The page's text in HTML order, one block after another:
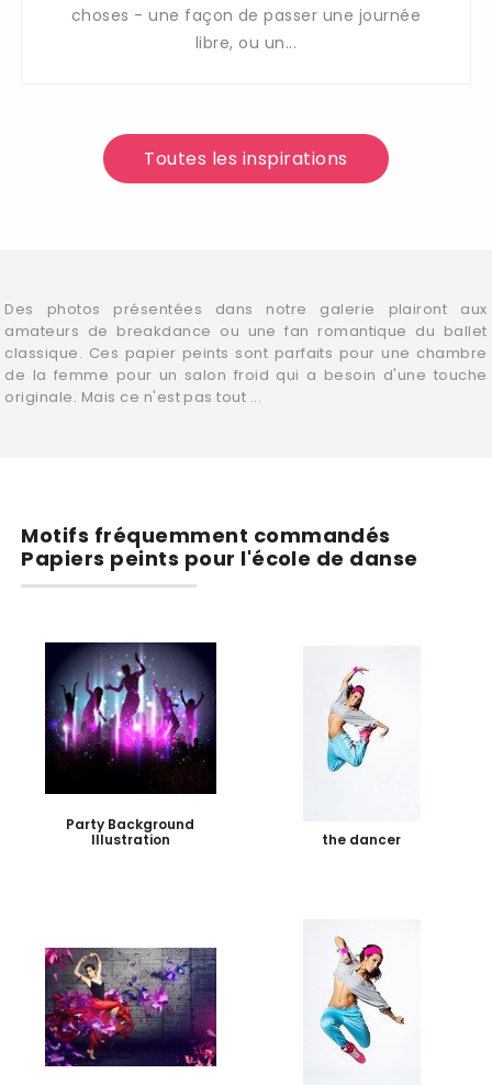
choses - une façon de passer une journée
libre, ou un...
Toutes les inspirations
Des photos présentées dans notre galerie plairont aux
amateurs de breakdance ou une fan romantique du ballet
classique. Ces papier peints sont parfaits pour une chambre
de la femme pour un salon froid qui a besoin d'une touche
originale. Mais ce n'est pas tout ...
Motifs fréquemment commandés
Papiers peints pour l'école de danse
Party Background
Illustration
the dancer